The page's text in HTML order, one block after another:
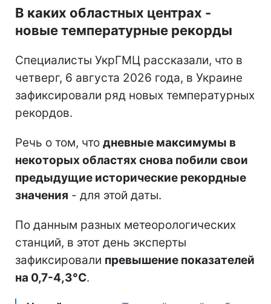
В каких областных центрах -
новые температурные рекорды
Специалисты УкрГМЦ рассказали, что в
четверг, 6 августа 2026 года, в Украине
зафиксировали ряд новых температурных
рекордов.
Речь о том, что дневные максимумы в
некоторых областях снова побили свои
предыдущие исторические рекордные
значения - для этой даты.
По данным разных метеорологических
станций, в этот день эксперты
зафиксировали превышение показателей
на 0,7-4,3°C.